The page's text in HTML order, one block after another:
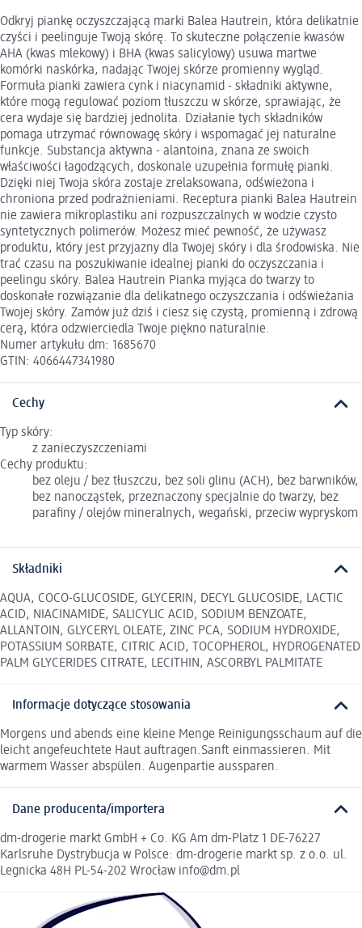
Odkryj piankę oczyszczającą marki Balea Hautrein, która delikatnie
czyści i peelinguje Twoją skórę. To skuteczne połączenie kwasów
AHA (kwas mlekowy) i BHA (kwas salicylowy) usuwa martwe
komórki naskórka, nadając Twojej skórze promienny wygląd.
Formuła pianki zawiera cynk i niacynamid - składniki aktywne,
które mogą regulować poziom tłuszczu w skórze, sprawiając, że
cera wydaje się bardziej jednolita. Działanie tych składników
pomaga utrzymać równowagę skóry i wspomagać jej naturalne
funkcje. Substancja aktywna - alantoina, znana ze swoich
właściwości łagodzących, doskonale uzupełnia formułę pianki.
Dzięki niej Twoja skóra zostaje zrelaksowana, odświeżona i
chroniona przed podrażnieniami. Receptura pianki Balea Hautrein
nie zawiera mikroplastiku ani rozpuszczalnych w wodzie czysto
syntetycznych polimerów. Możesz mieć pewność, że używasz
produktu, który jest przyjazny dla Twojej skóry i dla środowiska. Nie
trać czasu na poszukiwanie idealnej pianki do oczyszczania i
peelingu skóry. Balea Hautrein Pianka myjąca do twarzy to
doskonałe rozwiązanie dla delikatnego oczyszczania i odświeżania
Twojej skóry. Zamów już dziś i ciesz się czystą, promienną i zdrową
cerą, która odzwierciedla Twoje piękno naturalnie.
Numer artykułu dm: 1685670
GTIN: 4066447341980
Cechy
Typ skóry:
z zanieczyszczeniami
Cechy produktu:
bez oleju / bez tłuszczu, bez soli glinu (ACH), bez barwników,
bez nanocząstek, przeznaczony specjalnie do twarzy, bez
parafiny / olejów mineralnych, wegański, przeciw wypryskom
Składniki
AQUA, COCO-GLUCOSIDE, GLYCERIN, DECYL GLUCOSIDE, LACTIC
ACID, NIACINAMIDE, SALICYLIC ACID, SODIUM BENZOATE,
ALLANTOIN, GLYCERYL OLEATE, ZINC PCA, SODIUM HYDROXIDE,
POTASSIUM SORBATE, CITRIC ACID, TOCOPHEROL, HYDROGENATED
PALM GLYCERIDES CITRATE, LECITHIN, ASCORBYL PALMITATE
Informacje dotyczące stosowania
Morgens und abends eine kleine Menge Reinigungsschaum auf die
leicht angefeuchtete Haut auftragen.Sanft einmassieren. Mit
warmem Wasser abspülen. Augenpartie aussparen.
Dane producenta/importera
dm-drogerie markt GmbH + Co. KG Am dm-Platz 1 DE-76227
Karlsruhe Dystrybucja w Polsce: dm-drogerie markt sp. z o.o. ul.
Legnicka 48H PL-54-202 Wrocław info@dm.pl